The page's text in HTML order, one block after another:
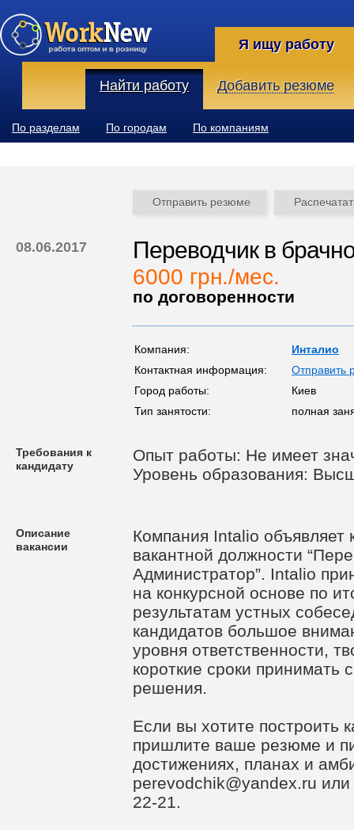
Я ищу работу
Найти работу Добавить резюме
По разделам По городам По компаниям
Отправить резюме
08.06.2017 Переводчик в
6000 грн./мес.
по договоренности
Компания:
Инталио
Контактная информация:
Отправить
Город работы:
Киев
Тип занятости:
полная
Требования к
кандидату
Опыт работы: Не имеет
Уровень образования:
Описание
вакансии
Компания Intalio объявляет
вакантной должности
Администратор”. Intalio
на конкурсной основе по
результатам устных
кандидатов большое
уровня ответственности,
короткие сроки
решения.
Если вы хотите построить
пришлите ваше резюме и
достижениях, планах и
perevodchik@yandex.ru или
22-21.